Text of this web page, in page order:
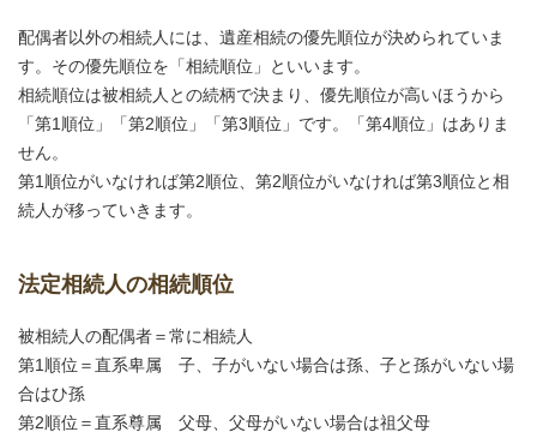
配偶者以外の相続人には、遺産相続の優先順位が決められていま
す。その優先順位を「相続順位」といいます。
相続順位は被相続人との続柄で決まり、優先順位が高いほうから
「第1順位」「第2順位」「第3順位」です。「第4順位」はありま
せん。
第1順位がいなければ第2順位、第2順位がいなければ第3順位と相
続人が移っていきます。
法定相続人の相続順位
被相続人の配偶者＝常に相続人
第1順位＝直系卑属 子、子がいない場合は孫、子と孫がいない場
合はひ孫
第2順位＝直系尊属 父母、父母がいない場合は祖父母